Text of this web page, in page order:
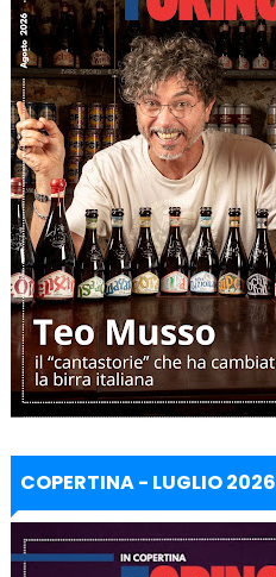
COPERTINA - LUGLIO 2026